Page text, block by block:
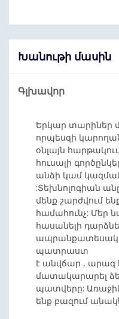
Խանութի մասին
Գլխավոր
Երկար տարիներ
որպեսզի
օնլայն
հուսալի
անձի կամ
:Տեխնոլոգիան
մենք շարժվում
համահունչ: Մեր
հասանելի
պատրաստ
է անվճար , արագ
մատակարարել
պատվերը:
ենք բազում